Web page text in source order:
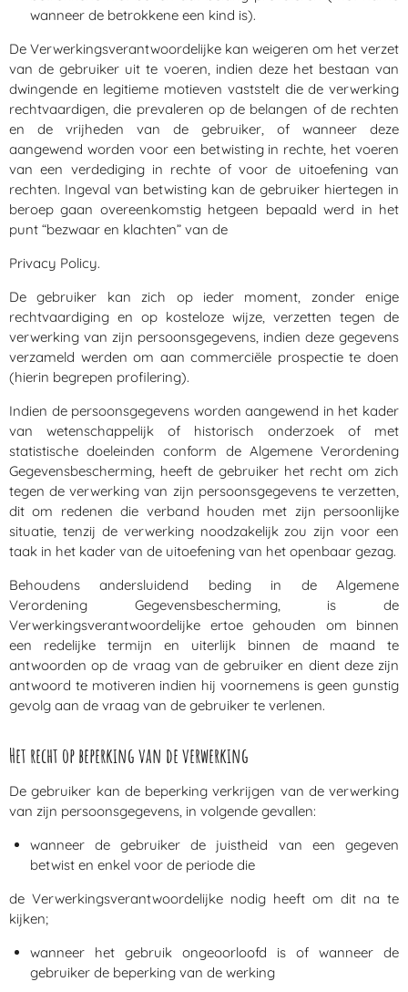
wanneer de betrokkene een kind is).
De Verwerkingsverantwoordelijke kan weigeren om het verzet
van de gebruiker uit te voeren, indien deze het bestaan van
dwingende en legitieme motieven vaststelt die de verwerking
rechtvaardigen, die prevaleren op de belangen of de rechten
en de vrijheden van de gebruiker, of wanneer deze
aangewend worden voor een betwisting in rechte, het voeren
van een verdediging in rechte of voor de uitoefening van
rechten. Ingeval van betwisting kan de gebruiker hiertegen in
beroep gaan overeenkomstig hetgeen bepaald werd in het
punt “bezwaar en klachten” van de
Privacy Policy.
De gebruiker kan zich op ieder moment, zonder enige
rechtvaardiging en op kosteloze wijze, verzetten tegen de
verwerking van zijn persoonsgegevens, indien deze gegevens
verzameld werden om aan commerciële prospectie te doen
(hierin begrepen profilering).
Indien de persoonsgegevens worden aangewend in het kader
van wetenschappelijk of historisch onderzoek of met
statistische doeleinden conform de Algemene Verordening
Gegevensbescherming, heeft de gebruiker het recht om zich
tegen de verwerking van zijn persoonsgegevens te verzetten,
dit om redenen die verband houden met zijn persoonlijke
situatie, tenzij de verwerking noodzakelijk zou zijn voor een
taak in het kader van de uitoefening van het openbaar gezag.
Behoudens andersluidend beding in de Algemene
Verordening Gegevensbescherming, is de
Verwerkingsverantwoordelijke ertoe gehouden om binnen
een redelijke termijn en uiterlijk binnen de maand te
antwoorden op de vraag van de gebruiker en dient deze zijn
antwoord te motiveren indien hij voornemens is geen gunstig
gevolg aan de vraag van de gebruiker te verlenen.
Het recht op beperking van de verwerking
De gebruiker kan de beperking verkrijgen van de verwerking
van zijn persoonsgegevens, in volgende gevallen:
wanneer de gebruiker de juistheid van een gegeven
betwist en enkel voor de periode die
de Verwerkingsverantwoordelijke nodig heeft om dit na te
kijken;
wanneer het gebruik ongeoorloofd is of wanneer de
gebruiker de beperking van de werking